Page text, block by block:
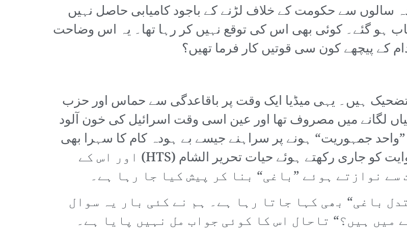
سالوں سے حکومت کے خلاف لڑنے کے باجود کامیابی حاصل نہیں
ہو گئے۔ کوئی بھی اس کی توقع نہیں کر رہا تھا۔ یہ اس وضاحت
کے پیچھے کون سی قوتیں کار فرما تھیں؟
تضحیک ہیں۔ یہی میڈیا ایک وقت پر باقاعدگی سے حماس اور حزب
لگانے میں مصروف تھا اور عین اسی وقت اسرائیل کی خون آلود
جمہوریت“ ہونے پر سراہنے جیسے بے ہودہ کام کا سہرا بھی
اسی میڈیا کے سر جاتا ہے۔ اسی منافقانہ روایت کو جاری رکھتے ہوئے حیات تحریر الشام (HTS) اور اس کے
نوازتے ہوئے ”باغی“ بنا کر پیش کیا جا رہا ہے۔
باغی“ بھی کہا جاتا رہا ہے۔ ہم نے کئی بار یہ سوال
میں ہیں؟“ تاحال اس کا کوئی جواب مل نہیں پایا ہے۔